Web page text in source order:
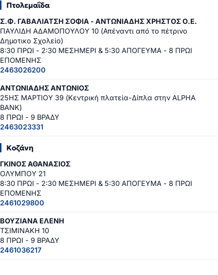
Πτολεμαΐδα
Σ.Φ. ΓΑΒΑΛΙΑΤΣΗ ΣΟΦΙΑ - ΑΝΤΩΝΙΑΔΗΣ ΧΡΗΣΤΟΣ Ο.Ε.
ΠΑΥΛΙΔΗ ΑΔΑΜΟΠΟΥΛΟΥ 10 (Απέναντι από το πέτρινο
Δημοτικο Σχολείο)
8:30 ΠΡΩΙ - 2:30 ΜΕΣΗΜΕΡΙ & 5:30 ΑΠΟΓΕΥΜΑ - 8 ΠΡΩΙ
ΕΠΟΜΕΝΗΣ
2463026200
ΑΝΤΩΝΙΑΔΗΣ ΑΝΤΩΝΙΟΣ
25ΗΣ ΜΑΡΤΙΟΥ 39 (Κεντρική πλατεία-Δίπλα στην ALPHA
BANK)
8 ΠΡΩΙ - 9 ΒΡΑΔΥ
2463023331
Κοζάνη
ΓΚΙΝΟΣ ΑΘΑΝΑΣΙΟΣ
ΟΛΥΜΠΟΥ 21
8:30 ΠΡΩΙ - 2:30 ΜΕΣΗΜΕΡΙ & 5:30 ΑΠΟΓΕΥΜΑ - 8 ΠΡΩΙ
ΕΠΟΜΕΝΗΣ
2461029800
ΒΟΥΖΙΑΝΑ ΕΛΕΝΗ
ΤΣΙΜΙΝΑΚΗ 10
8 ΠΡΩΙ - 9 ΒΡΑΔΥ
2461036217